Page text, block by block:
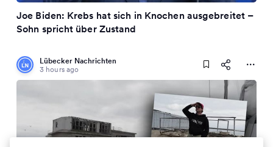
Joe Biden: Krebs hat sich in Knochen ausgebreitet –
Sohn spricht über Zustand
Lübecker Nachrichten
3 hours ago